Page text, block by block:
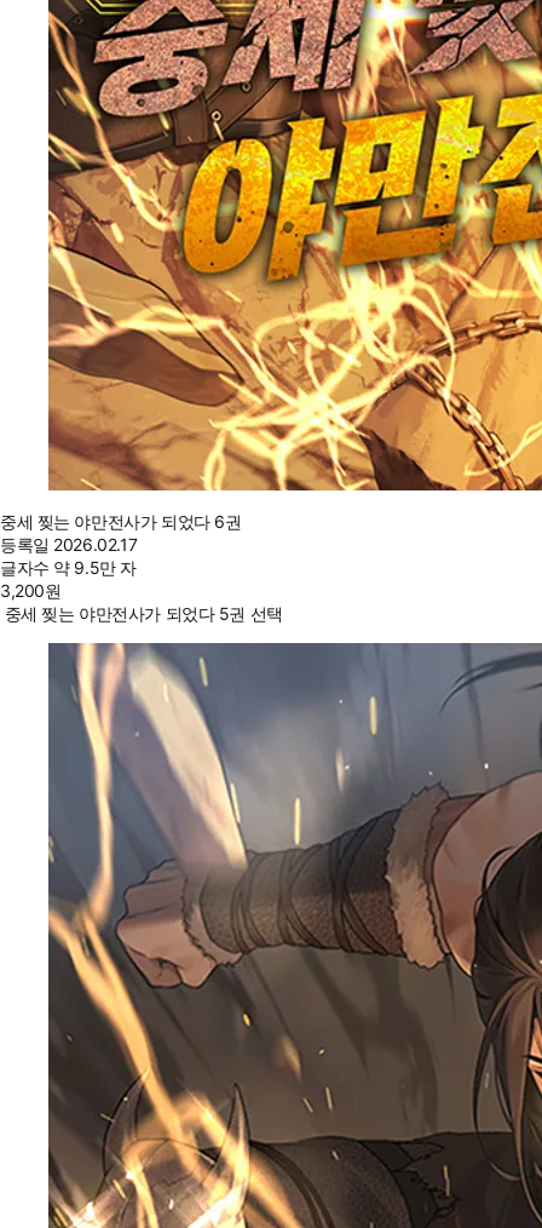
중세 찢는 야만전사가 되었다 6권
등록일 2026.02.17
글자수 약 9.5만 자
3,200원
중세 찢는 야만전사가 되었다 5권 선택